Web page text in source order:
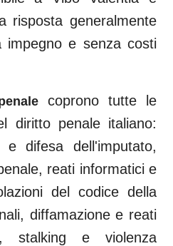
risposta generalmente
e senza costi
coprono tutte le
diritto penale italiano:
e difesa dell'imputato,
reati informatici e
del codice della
diffamazione e reati
stalking e violenza